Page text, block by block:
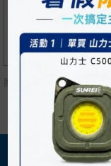
NT$680
顯示單一結果